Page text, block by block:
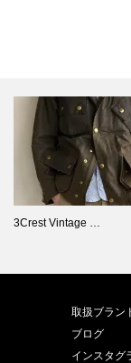
Fire-king デッドス
取扱ブラン
ブログ
インスタグ